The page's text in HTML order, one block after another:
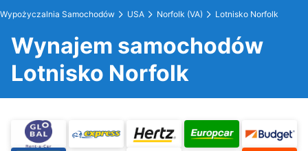
Wypożyczalnia Samochodów USA Norfolk (VA) Lotnisko Norfolk
Wynajem samochodów
Lotnisko Norfolk